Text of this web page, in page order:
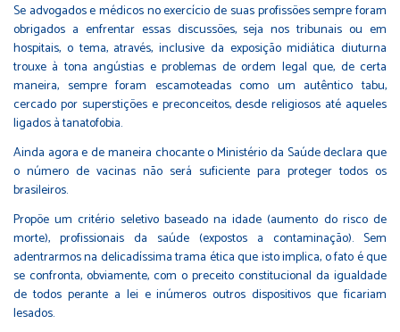
Se advogados e médicos no exercício de suas profissões sempre foram
obrigados a enfrentar essas discussões, seja nos tribunais ou em
hospitais, o tema, através, inclusive da exposição midiática diuturna
trouxe à tona angústias e problemas de ordem legal que, de certa
maneira, sempre foram escamoteadas como um autêntico tabu,
cercado por superstições e preconceitos, desde religiosos até aqueles
ligados à tanatofobia.
Ainda agora e de maneira chocante o Ministério da Saúde declara que
o número de vacinas não será suficiente para proteger todos os
brasileiros.
Propõe um critério seletivo baseado na idade (aumento do risco de
morte), profissionais da saúde (expostos a contaminação). Sem
adentrarmos na delicadíssima trama ética que isto implica, o fato é que
se confronta, obviamente, com o preceito constitucional da igualdade
de todos perante a lei e inúmeros outros dispositivos que ficariam
lesados.